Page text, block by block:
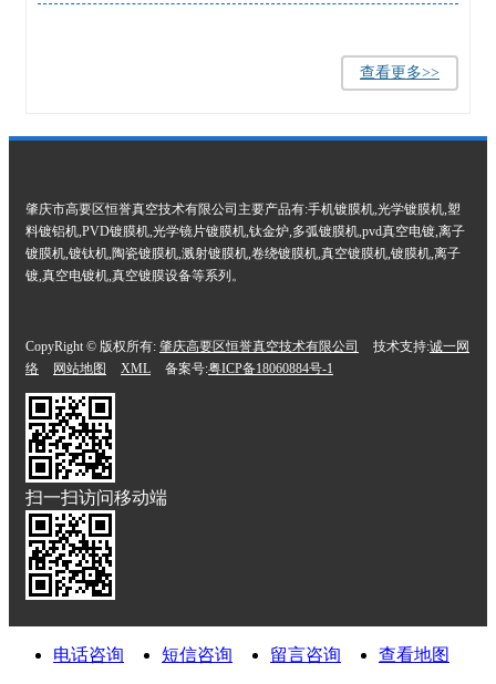
查看更多>>
肇庆市高要区恒誉真空技术有限公司主要产品有:手机镀膜机,光学镀膜机,塑
料镀铝机,PVD镀膜机,光学镜片镀膜机,钛金炉,多弧镀膜机,pvd真空电镀,离子
镀膜机,镀钛机,陶瓷镀膜机,溅射镀膜机,卷绕镀膜机,真空镀膜机,镀膜机,离子
镀,真空电镀机,真空镀膜设备等系列。
CopyRight © 版权所有: 肇庆高要区恒誉真空技术有限公司 技术支持:诚一网
络
网站地图 XML 备案号:粤ICP备18060884号-1
扫一扫访问移动端
电话咨询 短信咨询 留言咨询 查看地图